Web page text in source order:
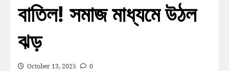
বাতিল! সমাজ মাধ্যমে উঠল
ঝড়
October 13, 2025 0